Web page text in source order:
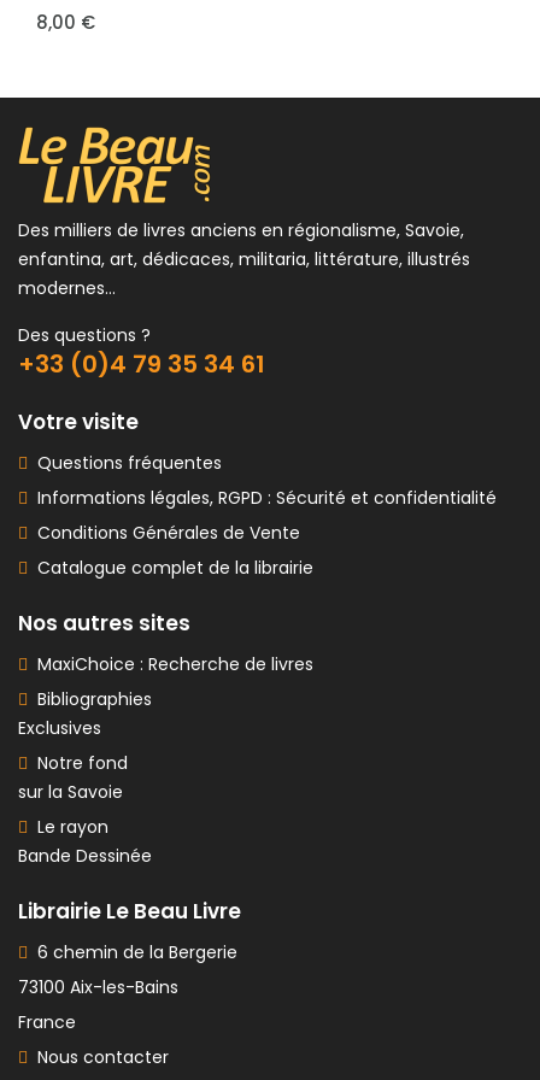
8,00 €
Des milliers de livres anciens en régionalisme, Savoie,
enfantina, art, dédicaces, militaria, littérature, illustrés
modernes...
Des questions ?
+33 (0)4 79 35 34 61
Votre visite
Questions fréquentes
Informations légales, RGPD : Sécurité et confidentialité
Conditions Générales de Vente
Catalogue complet de la librairie
Nos autres sites
MaxiChoice : Recherche de livres
Bibliographies
Exclusives
Notre fond
sur la Savoie
Le rayon
Bande Dessinée
Librairie Le Beau Livre
6 chemin de la Bergerie
73100 Aix-les-Bains
France
Nous contacter